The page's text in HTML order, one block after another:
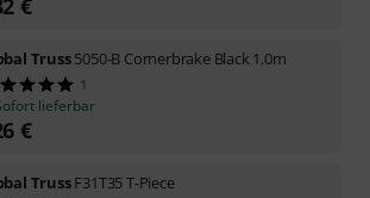
€
Truss5050-B Cornerbrake Black 1,0m
1
lieferbar
€
TrussF31T35 T-Piece